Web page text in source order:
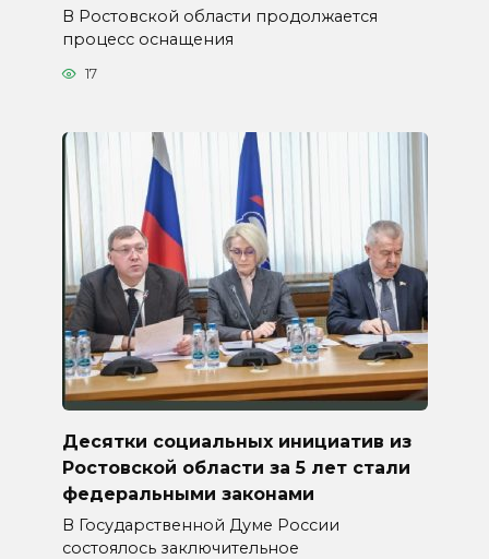
В Ростовской области продолжается
процесс оснащения
17
Десятки социальных инициатив из
Ростовской области за 5 лет стали
федеральными законами
В Государственной Думе России
состоялось заключительное